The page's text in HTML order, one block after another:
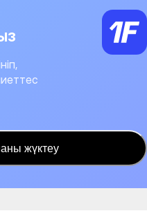
жүктеу